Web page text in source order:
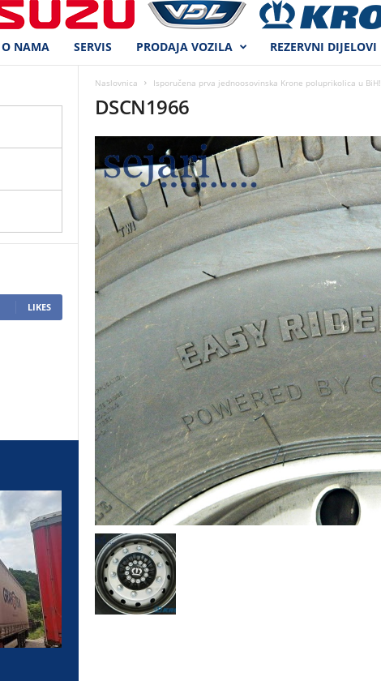
O NAMA SERVIS PRODAJA VOZILA REZERVNI DIJELOVI
Naslovnica Isporučena prva jednoosovinska Krone poluprikolica u BiH!
DSCN1966
LIKES